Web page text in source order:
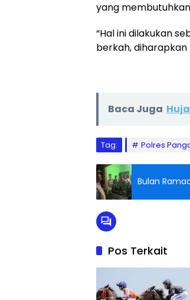
yang
“Hal ini dilakukan
berkah,
Baca Juga
Tag: Polres
Bulan
Pos Terkait